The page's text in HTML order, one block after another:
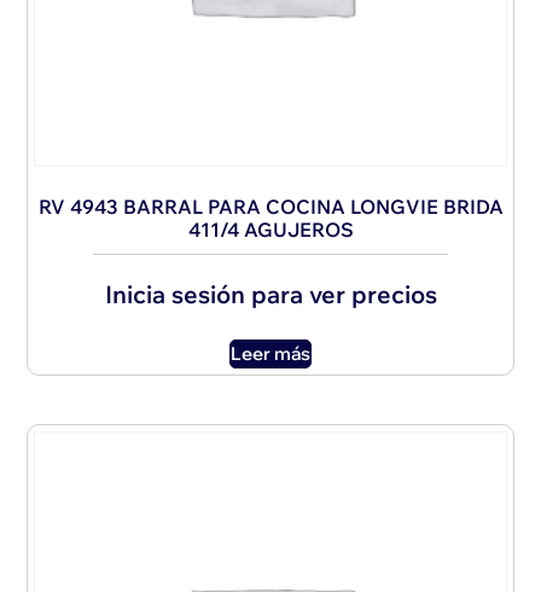
RV 4943 BARRAL PARA COCINA LONGVIE BRIDA
411/4 AGUJEROS
Inicia sesión para ver precios
Leer más